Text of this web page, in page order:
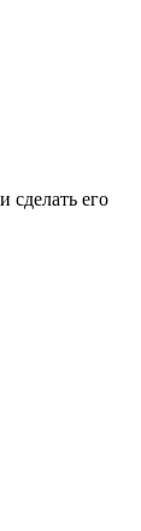
сделать его